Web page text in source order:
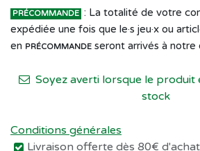
PRÉCOMMANDE : La totalité de votre
expédiée une fois que le·s jeu·x ou
en PRÉCOMMANDE seront arrivés à notre
Soyez averti lorsque le produit
stock
Conditions générales
Livraison offerte dès 80€